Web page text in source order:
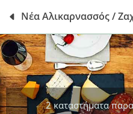
Νέα Αλικαρνασσός /
2 καταστήματα